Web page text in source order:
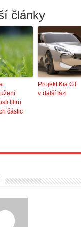
články
filtru
částic
Projekt Kia GT
v další fázi